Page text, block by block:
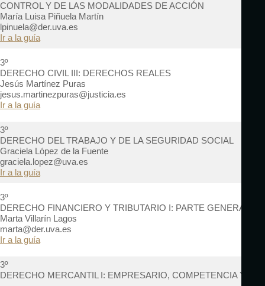
CONTROL Y DE LAS MODALIDADES DE ACCIÓN
María Luisa Piñuela Martín
lpinuela@der.uva.es
Ir a la guía
3º
DERECHO CIVIL III: DERECHOS REALES
Jesús Martínez Puras
jesus.martinezpuras@justicia.es
Ir a la guía
3º
DERECHO DEL TRABAJO Y DE LA SEGURIDAD SOCIAL
Graciela López de la Fuente
graciela.lopez@uva.es
Ir a la guía
3º
DERECHO FINANCIERO Y TRIBUTARIO I: PARTE GENERAL
Marta Villarín Lagos
marta@der.uva.es
Ir a la guía
3º
DERECHO MERCANTIL I: EMPRESARIO, COMPETENCIA Y